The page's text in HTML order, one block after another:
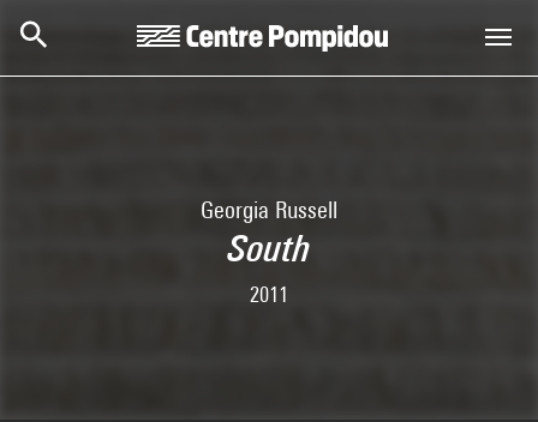
Georgia Russell
South
2011